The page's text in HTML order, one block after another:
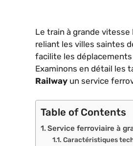
Le train à grande
reliant les villes saintes
facilite les
Examinons en détail les
Railway un service
Table of Contents
Service ferroviaire à
Caractéristiques